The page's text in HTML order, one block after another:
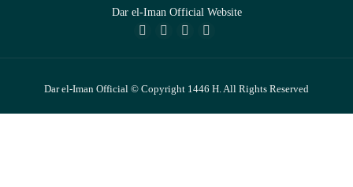
Dar el-Iman Official Website
Dar el-Iman Official © Copyright 1446 H. All Rights Reserved